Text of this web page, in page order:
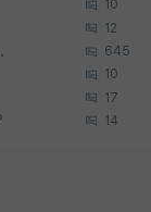
10
12
컨택메일 템플릿 645
10
17
14